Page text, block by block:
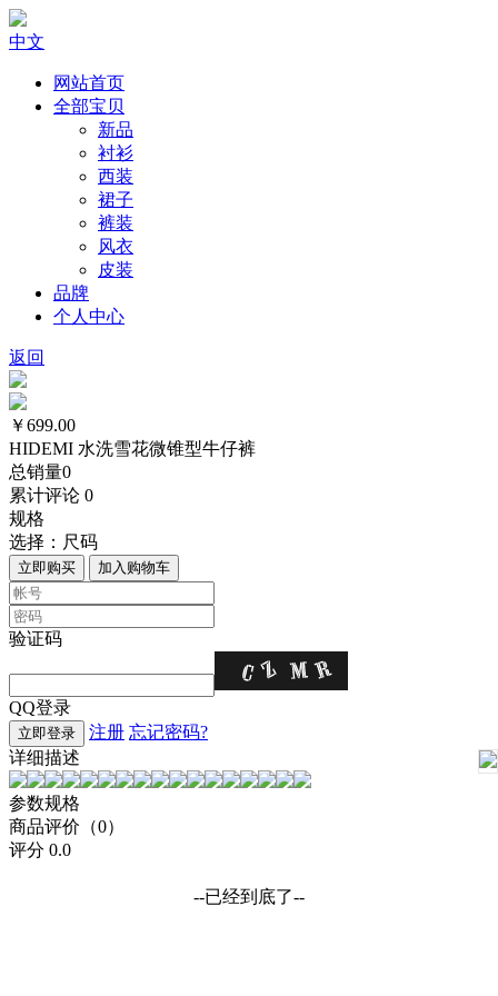
中文
网站首页
全部宝贝
新品
衬衫
西装
裙子
裤装
风衣
皮装
品牌
个人中心
返回
￥699.00
HIDEMI 水洗雪花微锥型牛仔裤
总销量0
累计评论 0
规格
选择： 尺码
立即购买 加入购物车
验证码
QQ登录
立即登录 注册 忘记密码?
详细描述
参数规格
商品评价（0）
评分 0.0
--已经到底了--